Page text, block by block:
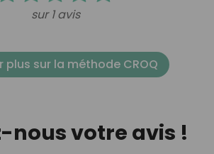
sur 1 avis
plus sur la méthode CROQ
nous votre avis !